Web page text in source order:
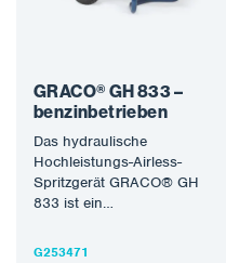
GRACO® GH 833 –
benzinbetrieben
Das hydraulische
Hochleistungs-Airless-
Spritzgerät GRACO® GH
833 ist ein
Hochdruck-Spritzgerät, das
G253471